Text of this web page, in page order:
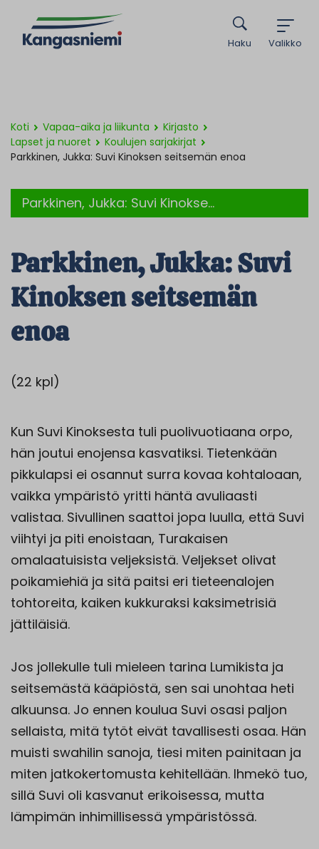
Valikko
Haku
Koti Vapaa-aika ja liikunta
Kirjasto
Lapset ja nuoret
Koulujen sarjakirjat
Parkkinen, Jukka: Suvi Kinoksen seitsemän enoa
Parkkinen, Jukka: Suvi Kinokse...
Parkkinen, Jukka: Suvi
Kinoksen seitsemän
enoa
(22 kpl)
Kun Suvi Kinoksesta tuli puolivuotiaana orpo,
hän joutui enojensa kasvatiksi. Tietenkään
pikkulapsi ei osannut surra kovaa kohtaloaan,
vaikka ympäristö yritti häntä avuliaasti
valistaa. Sivullinen saattoi jopa luulla, että Suvi
viihtyi ja piti enoistaan, Turakaisen
omalaatuisista veljeksistä. Veljekset olivat
poikamiehiä ja sitä paitsi eri tieteenalojen
tohtoreita, kaiken kukkuraksi kaksimetrisiä
jättiläisiä.
Jos jollekulle tuli mieleen tarina Lumikista ja
seitsemästä kääpiöstä, sen sai unohtaa heti
alkuunsa. Jo ennen koulua Suvi osasi paljon
sellaista, mitä tytöt eivät tavallisesti osaa. Hän
muisti swahilin sanoja, tiesi miten painitaan ja
miten jatkokertomusta kehitellään. Ihmekö tuo,
sillä Suvi oli kasvanut erikoisessa, mutta
lämpimän inhimillisessä ympäristössä.